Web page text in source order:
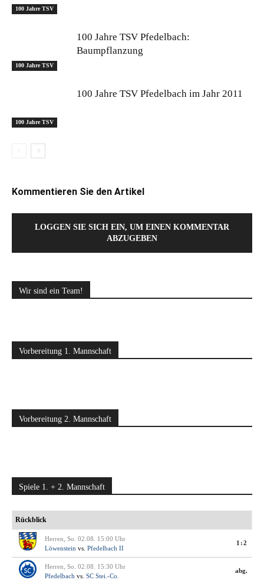
100 Jahre TSV
100 Jahre TSV
100 Jahre TSV Pfedelbach:
Baumpflanzung
100 Jahre TSV
100 Jahre TSV Pfedelbach im Jahr 2011
Kommentieren Sie den Artikel
LOGGEN SIE SICH EIN, UM EINEN KOMMENTAR
ABZUGEBEN
Wir sind ein Team!
Vorbereitung 1. Mannschaft
Vorbereitung 2. Mannschaft
Spiele 1. + 2. Mannschaft
Rückblick
Herren, So. 02.08. 15:00 Uhr
Löwenstein vs. Pfedelbach II
1:2
Herren, So. 02.08. 15:30 Uhr
Pfedelbach vs. SC Stei.-Co.
abg.